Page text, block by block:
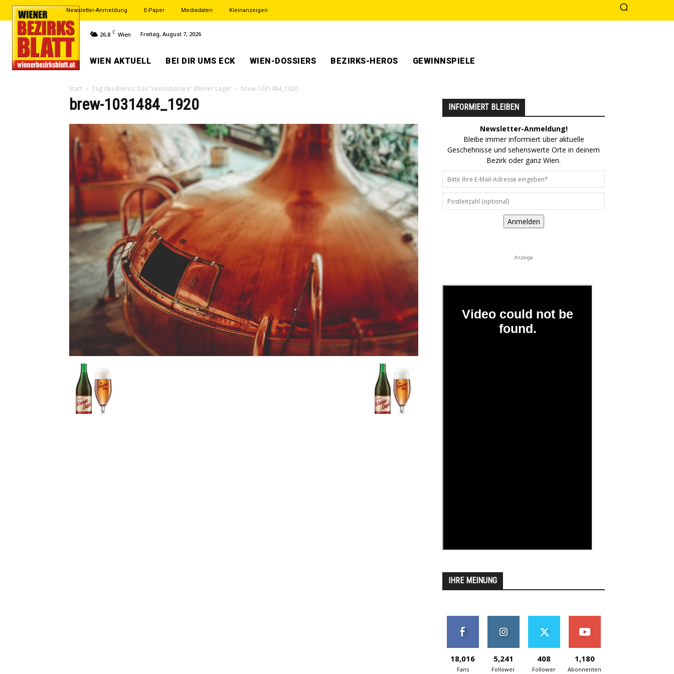
Newsletter-Anmeldung E-Paper Mediadaten Kleinanzeigen
26.8 C Wien Freitag, August 7, 2026
WIEN AKTUELL BEI DIR UMS ECK WIEN-DOSSIERS BEZIRKS-HEROS GEWINNSPIELE
Start Tag des Bieres: Das “revolutionäre” Wiener Lager brew-1031484_1920
brew-1031484_1920 INFORMIERT BLEIBEN
Newsletter-Anmeldung!
Bleibe immer informiert über aktuelle
Geschehnisse und sehenswerte Orte in deinem
Bezirk oder ganz Wien.
Anmelden
Anzeige
IHRE MEINUNG
18,016
Fans
5,241
Follower
408
Follower
1,180
Abonnenten